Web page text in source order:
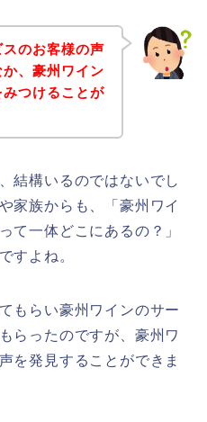
のお客様の声
、豪州ワイン
つけることが
結構いるのではないでし
家族からも、「豪州ワイ
て一体どこにあるの？」
すよね。
もらい豪州ワインのサー
らったのですが、豪州ワ
を発見することができま